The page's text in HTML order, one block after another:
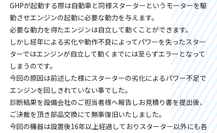
GHPが起動する際は自動車と同様スターターというモーターを駆
動させエンジンの起動に必要な動力を与えます。
必要な動力を得たエンジンは自立して動くことができます。
しかし経年による劣化や動作不良によってパワーを失ったスター
ターではエンジンが自立して動くまでには至らずエラーとなって
しまうのです。
今回の原因は前述した様にスターターの劣化によるパワー不足で
エンジンを回しきれていない事でした。
診断結果を設備会社のご担当者様へ報告しお見積り書を提出後、
ご決裁を頂き部品交換にて無事復旧いたしました。
今回の機器は設置後16年以上経過しておりスターター以外にも各